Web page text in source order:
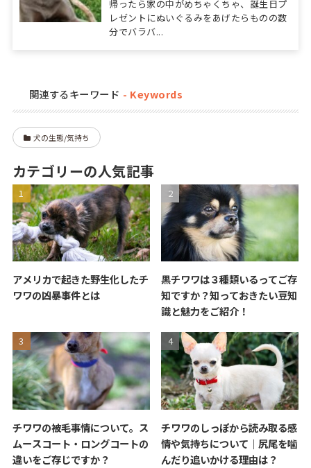
帰ったら家の中がめちゃくちゃ、誕生日プ
レゼントにぬいぐるみをあげたらものの数
分でバラバ...
関連するキーワード
犬の生態/気持ち
カテゴリーの人気記事
アメリカで起きた野生化したチ
ワワの凶暴事件とは
黒チワワは３種類いるってご存
知ですか？知っておきたい豆知
識と魅力をご紹介！
チワワの被毛事情について。ス
ムースコート・ロングコートの
違いをご存じですか？
チワワのしっぽから読み取る感
情や気持ちについて｜尻尾を噛
んだり追いかける理由は？